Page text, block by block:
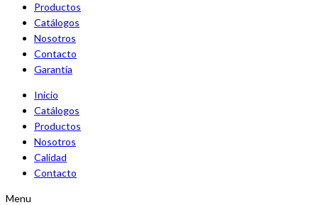
Productos
Catálogos
Nosotros
Contacto
Garantía
Inicio
Catálogos
Productos
Nosotros
Calidad
Contacto
Menu